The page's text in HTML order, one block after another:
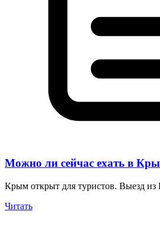
Можно ли сейчас ехать в
Крым открыт для туристов. Выезд из
Читать